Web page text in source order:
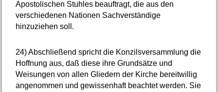
Apostolischen Stuhles beauftragt, die aus den
verschiedenen Nationen Sachverständige
hinzuziehen soll.
24)Abschließend spricht die Konzilsversammlung die
Hoffnung aus, daß diese ihre Grundsätze und
Weisungen von allen Gliedern der Kirche bereitwillig
angenommen und gewissenhaft beachtet werden. Sie